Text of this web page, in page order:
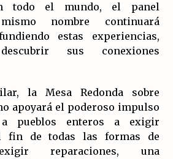
todo el mundo, el panel
nombre continuará
estas experiencias,
sus conexiones
la Mesa Redonda sobre
apoyará el poderoso impulso
pueblos enteros a exigir
fin de todas las formas de
reparaciones, una